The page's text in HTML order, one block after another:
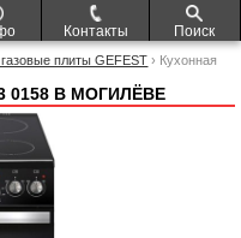
Контакты Поиск
плиты GEFEST › Кухонная
0158 В МОГИЛЁВЕ